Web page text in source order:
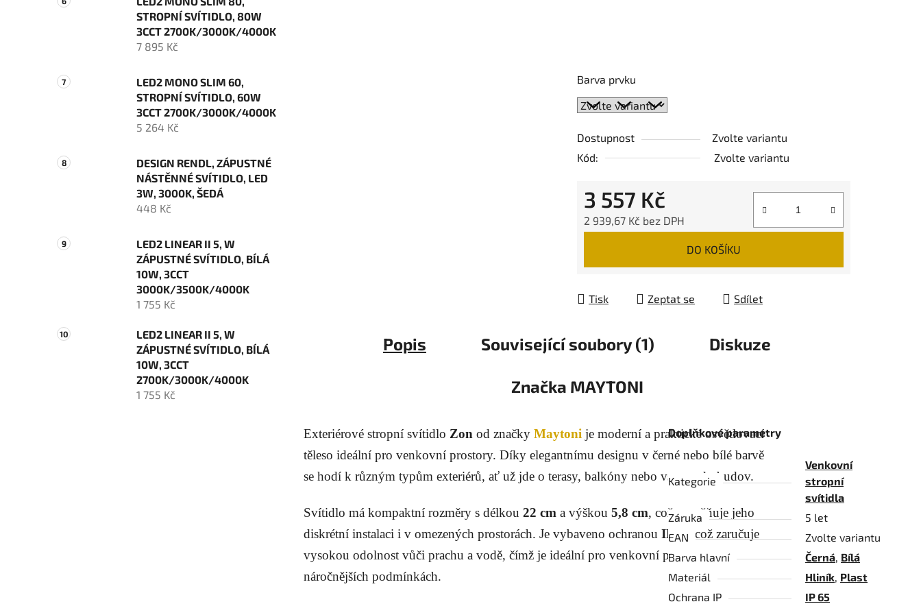
STROPNÍ SVÍTIDLO, 80W
3CCT 2700K/3000K/4000K
7 895 Kč
LED2 MONO SLIM 60,
STROPNÍ SVÍTIDLO, 60W
3CCT 2700K/3000K/4000K
5 264 Kč
DESIGN RENDL, ZÁPUSTNÉ
NÁSTĚNNÉ SVÍTIDLO, LED
3W, 3000K, ŠEDÁ
448 Kč
LED2 LINEAR II 5, W
ZÁPUSTNÉ SVÍTIDLO, BÍLÁ
10W, 3CCT
3000K/3500K/4000K
1 755 Kč
LED2 LINEAR II 5, W
ZÁPUSTNÉ SVÍTIDLO, BÍLÁ
10W, 3CCT
2700K/3000K/4000K
1 755 Kč
Barva prvku
Dostupnost
Zvolte variantu
Kód:
Zvolte variantu
3 557 Kč
2 939,67 Kč bez DPH
DO KOŠÍKU
Tisk Zeptat se Sdílet
Popis Související soubory (1) Diskuze
Značka MAYTONI
Exteriérové stropní svítidlo Zon od značky Maytoni je moderní a praktické osvětlovací
těleso ideální pro venkovní prostory. Díky elegantnímu designu v černé nebo bílé barvě
se hodí k různým typům exteriérů, ať už jde o terasy, balkóny nebo vstupy do budov.
Svítidlo má kompaktní rozměry s délkou 22 cm a výškou 5,8 cm, což umožňuje jeho
diskrétní instalaci i v omezených prostorách. Je vybaveno ochranou IP65 , což zaručuje
vysokou odolnost vůči prachu a vodě, čímž je ideální pro venkovní použití i v
náročnějších podmínkách.
Doplňkové parametry
Kategorie
Venkovní
stropní
svítidla
Záruka
5 let
EAN
Zvolte variantu
Barva hlavní
Černá, Bílá
Materiál
Hliník, Plast
Ochrana IP
IP 65